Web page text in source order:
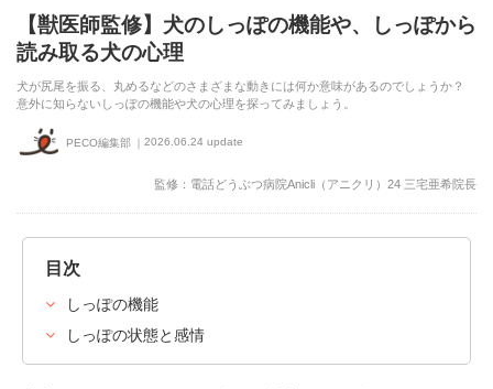
【獣医師監修】犬のしっぽの機能や、しっぽから
読み取る犬の心理
犬が尻尾を振る、丸めるなどのさまざまな動きには何か意味があるのでしょうか？
意外に知らないしっぽの機能や犬の心理を探ってみましょう。
PECO編集部 2026.06.24 update
監修：電話どうぶつ病院Anicli（アニクリ）24 三宅亜希院長
目次
しっぽの機能
しっぽの状態と感情